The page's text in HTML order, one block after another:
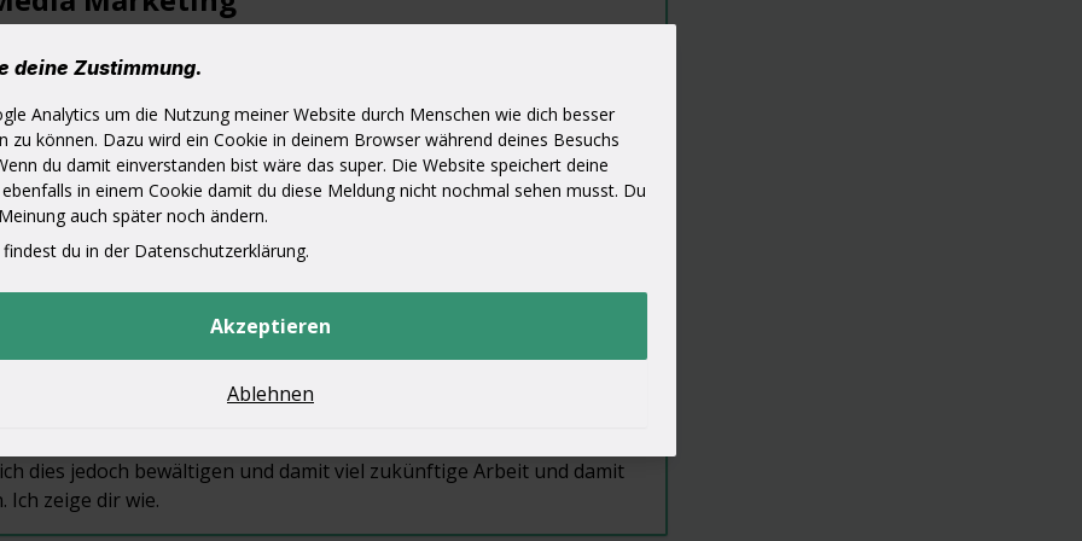
deine Zustimmung.
Analytics um die Nutzung meiner Website durch Menschen wie dich besser
zu können. Dazu wird ein Cookie in deinem Browser während deines Besuchs
du damit einverstanden bist wäre das super. Die Website speichert deine
in einem Cookie damit du diese Meldung nicht nochmal sehen musst. Du
auch später noch ändern.
du in der Datenschutzerklärung.
Akzeptieren
Ablehnen
Facebook, Instagram, YouTube und Twitter geht heute kaum
& Content Erstellung
und Videos sind Grundbausteine für eine gut besuchte Webseite,
Profile und mehr. Die Erstellung von Content und Werbetexten ist viel
sich aber unterm Strich für viele Unternehmen.
dies jedoch bewältigen und damit viel zukünftige Arbeit und damit
Ich zeige dir wie.